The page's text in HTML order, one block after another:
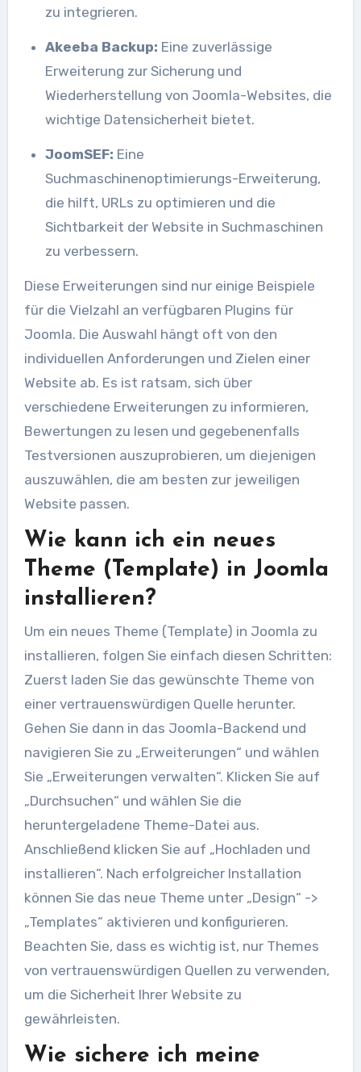
zu integrieren.
Akeeba Backup: Eine zuverlässige
Erweiterung zur Sicherung und
Wiederherstellung von Joomla-Websites, die
wichtige Datensicherheit bietet.
JoomSEF: Eine
Suchmaschinenoptimierungs-Erweiterung,
die hilft, URLs zu optimieren und die
Sichtbarkeit der Website in Suchmaschinen
zu verbessern.
Diese Erweiterungen sind nur einige Beispiele
für die Vielzahl an verfügbaren Plugins für
Joomla. Die Auswahl hängt oft von den
individuellen Anforderungen und Zielen einer
Website ab. Es ist ratsam, sich über
verschiedene Erweiterungen zu informieren,
Bewertungen zu lesen und gegebenenfalls
Testversionen auszuprobieren, um diejenigen
auszuwählen, die am besten zur jeweiligen
Website passen.
Wie kann ich ein neues
Theme (Template) in Joomla
installieren?
Um ein neues Theme (Template) in Joomla zu
installieren, folgen Sie einfach diesen Schritten:
Zuerst laden Sie das gewünschte Theme von
einer vertrauenswürdigen Quelle herunter.
Gehen Sie dann in das Joomla-Backend und
navigieren Sie zu „Erweiterungen“ und wählen
Sie „Erweiterungen verwalten“. Klicken Sie auf
„Durchsuchen“ und wählen Sie die
heruntergeladene Theme-Datei aus.
Anschließend klicken Sie auf „Hochladen und
installieren“. Nach erfolgreicher Installation
können Sie das neue Theme unter „Design“ ->
„Templates“ aktivieren und konfigurieren.
Beachten Sie, dass es wichtig ist, nur Themes
von vertrauenswürdigen Quellen zu verwenden,
um die Sicherheit Ihrer Website zu
gewährleisten.
Wie sichere ich meine